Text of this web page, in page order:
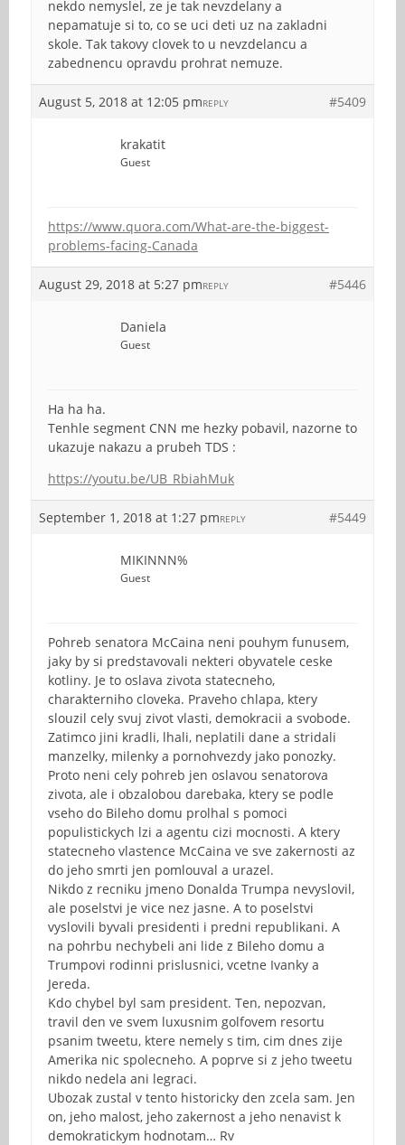
nekdo nemyslel, ze je tak nevzdelany a
nepamatuje si to, co se uci deti uz na zakladni
skole. Tak takovy clovek to u nevzdelancu a
zabednencu opravdu prohrat nemuze.
August 5, 2018 at 12:05 pm #5409
REPLY
krakatit
Guest
https://www.quora.com/What-are-the-biggest-
problems-facing-Canada
August 29, 2018 at 5:27 pm #5446
REPLY
Daniela
Guest
Ha ha ha.
Tenhle segment CNN me hezky pobavil, nazorne to
ukazuje nakazu a prubeh TDS :
https://youtu.be/UB_RbiahMuk
September 1, 2018 at 1:27 pm #5449
REPLY
MIKINNN%
Guest
Pohreb senatora McCaina neni pouhym funusem,
jaky by si predstavovali nekteri obyvatele ceske
kotliny. Je to oslava zivota statecneho,
charakterniho cloveka. Praveho chlapa, ktery
slouzil cely svuj zivot vlasti, demokracii a svobode.
Zatimco jini kradli, lhali, neplatili dane a stridali
manzelky, milenky a pornohvezdy jako ponozky.
Proto neni cely pohreb jen oslavou senatorova
zivota, ale i obzalobou darebaka, ktery se podle
vseho do Bileho domu prolhal s pomoci
populistickych lzi a agentu cizi mocnosti. A ktery
statecneho vlastence McCaina ve sve zakernosti az
do jeho smrti jen pomlouval a urazel.
Nikdo z recniku jmeno Donalda Trumpa nevyslovil,
ale poselstvi je vice nez jasne. A to poselstvi
vyslovili byvali presidenti i predni republikani. A
na pohrbu nechybeli ani lide z Bileho domu a
Trumpovi rodinni prislusnici, vcetne Ivanky a
Jereda.
Kdo chybel byl sam president. Ten, nepozvan,
travil den ve svem luxusnim golfovem resortu
psanim tweetu, ktere nemely s tim, cim dnes zije
Amerika nic spolecneho. A poprve si z jeho tweetu
nikdo nedela ani legraci.
Ubozak zustal v tento historicky den zcela sam. Jen
on, jeho malost, jeho zakernost a jeho nenavist k
demokratickym hodnotam… Rv